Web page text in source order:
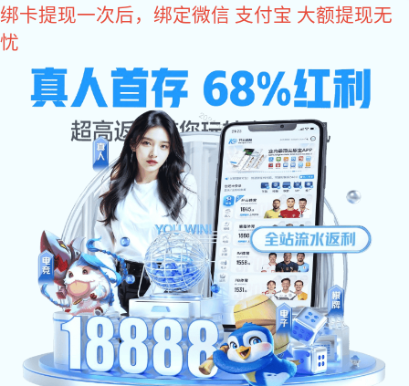
好博体育
精密系列 哥伽奥系列 亨域系列